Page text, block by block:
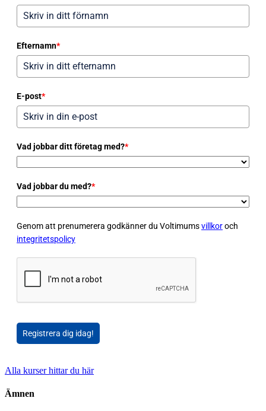
Efternamn*
E-post*
Vad jobbar ditt företag med?*
Vad jobbar du med?*
Genom att prenumerera godkänner du Voltimumsvillkoroch
integritetspolicy
Registrera dig idag!
Alla kurser hittar du här
Ämnen